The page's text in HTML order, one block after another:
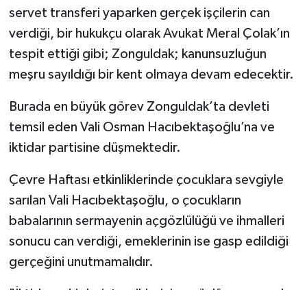
servet transferi yaparken gerçek işçilerin can
verdiği, bir hukukçu olarak Avukat Meral Çolak’ın
tespit ettiği gibi; Zonguldak; kanunsuzluğun
meşru sayıldığı bir kent olmaya devam edecektir.
Burada en büyük görev Zonguldak’ta devleti
temsil eden Vali Osman Hacıbektaşoğlu’na ve
iktidar partisine düşmektedir.
Çevre Haftası etkinliklerinde çocuklara sevgiyle
sarılan Vali Hacıbektaşoğlu, o çocukların
babalarının sermayenin açgözlülüğü ve ihmalleri
sonucu can verdiği, emeklerinin ise gasp edildiği
gerçeğini unutmamalıdır.